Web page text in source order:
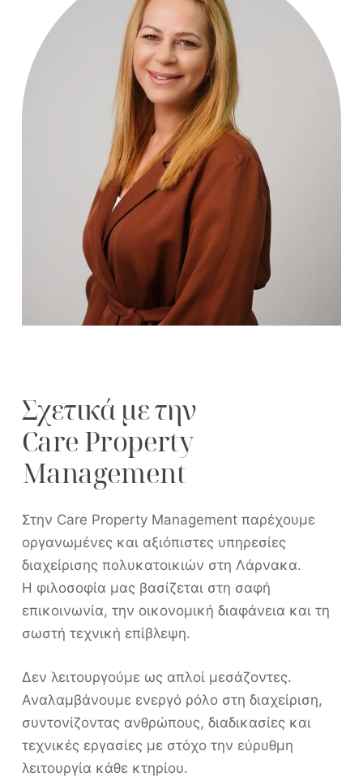
Σχετικά με την
Care Property
Management
Στην Care Property Management παρέχουμε
οργανωμένες και αξιόπιστες υπηρεσίες
διαχείρισης πολυκατοικιών στη Λάρνακα.
Η φιλοσοφία μας βασίζεται στη σαφή
επικοινωνία, την οικονομική διαφάνεια και τη
σωστή τεχνική επίβλεψη.
Δεν λειτουργούμε ως απλοί μεσάζοντες.
Αναλαμβάνουμε ενεργό ρόλο στη διαχείριση,
συντονίζοντας ανθρώπους, διαδικασίες και
τεχνικές εργασίες με στόχο την εύρυθμη
λειτουργία κάθε κτηρίου.